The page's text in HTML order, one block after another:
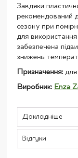
Завдяки
рекомендований
сезону при
для використання
забезпечена
знижень
Призначення: для
Виробник: Enza
Докладніше
Відгуки